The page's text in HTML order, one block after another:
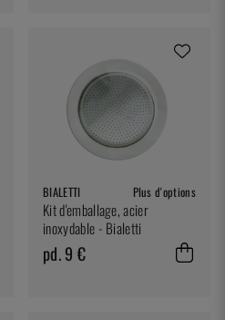
BIALETTI Plus d'options
Kit d'emballage, acier
inoxydable - Bialetti
pd. 9 €